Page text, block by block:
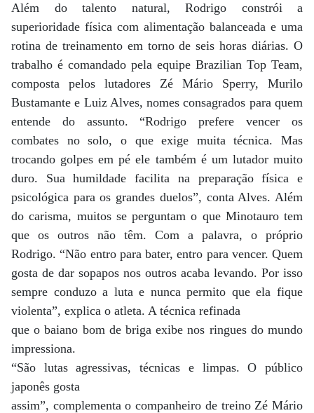
Além do talento natural, Rodrigo constrói a
superioridade física com alimentação balanceada e uma
rotina de treinamento em torno de seis horas diárias. O
trabalho é comandado pela equipe Brazilian Top Team,
composta pelos lutadores Zé Mário Sperry, Murilo
Bustamante e Luiz Alves, nomes consagrados para quem
entende do assunto. “Rodrigo prefere vencer os
combates no solo, o que exige muita técnica. Mas
trocando golpes em pé ele também é um lutador muito
duro. Sua humildade facilita na preparação física e
psicológica para os grandes duelos”, conta Alves. Além
do carisma, muitos se perguntam o que Minotauro tem
que os outros não têm. Com a palavra, o próprio
Rodrigo. “Não entro para bater, entro para vencer. Quem
gosta de dar sopapos nos outros acaba levando. Por isso
sempre conduzo a luta e nunca permito que ela fique
violenta”, explica o atleta. A técnica refinada
que o baiano bom de briga exibe nos ringues do mundo
impressiona.
“São lutas agressivas, técnicas e limpas. O público
japonês gosta
assim”, complementa o companheiro de treino Zé Mário